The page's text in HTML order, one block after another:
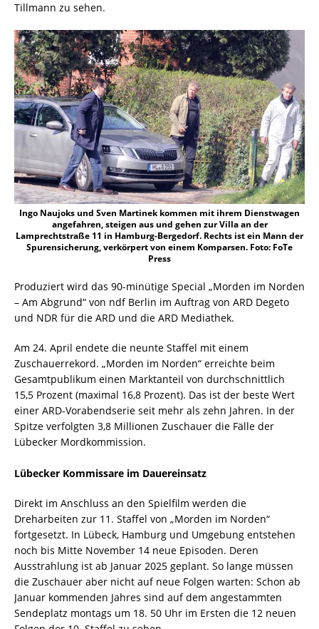
Tillmann zu sehen.
Ingo Naujoks und Sven Martinek kommen mit ihrem Dienstwagen
angefahren, steigen aus und gehen zur Villa an der
Lamprechtstraße 11 in Hamburg-Bergedorf. Rechts ist ein Mann der
Spurensicherung, verkörpert von einem Komparsen. Foto: FoTe
Press
Produziert wird das 90-minütige Special „Morden im Norden
– Am Abgrund“ von ndf Berlin im Auftrag von ARD Degeto
und NDR für die ARD und die ARD Mediathek.
Am 24. April endete die neunte Staffel mit einem
Zuschauerrekord. „Morden im Norden“ erreichte beim
Gesamtpublikum einen Marktanteil von durchschnittlich
15,5 Prozent (maximal 16,8 Prozent). Das ist der beste Wert
einer ARD-Vorabendserie seit mehr als zehn Jahren. In der
Spitze verfolgten 3,8 Millionen Zuschauer die Fälle der
Lübecker Mordkommission.
Lübecker Kommissare im Dauereinsatz
Direkt im Anschluss an den Spielfilm werden die
Dreharbeiten zur 11. Staffel von „Morden im Norden“
fortgesetzt. In Lübeck, Hamburg und Umgebung entstehen
noch bis Mitte November 14 neue Episoden. Deren
Ausstrahlung ist ab Januar 2025 geplant. So lange müssen
die Zuschauer aber nicht auf neue Folgen warten: Schon ab
Januar kommenden Jahres sind auf dem angestammten
Sendeplatz montags um 18. 50 Uhr im Ersten die 12 neuen